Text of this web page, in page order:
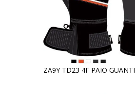
ZA9Y TD23 4F PAIO GUANTI